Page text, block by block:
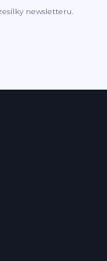
newsletteru.